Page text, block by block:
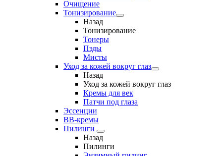
Очищение
Тонизирование
Назад
Тонизирование
Тонеры
Пэды
Мисты
Уход за кожей вокруг глаз
Назад
Уход за кожей вокруг глаз
Кремы для век
Патчи под глаза
Эссенции
ВВ-кремы
Пилинги
Назад
Пилинги